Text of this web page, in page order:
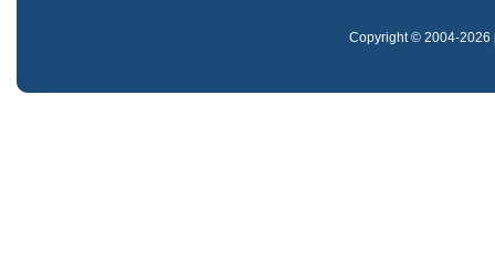
Copyright © 2004-2026